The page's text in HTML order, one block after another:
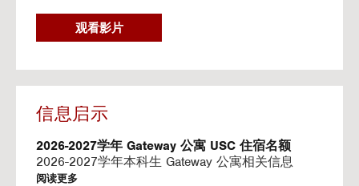
G
O
O
U
S
I
N
观看影片
信息启示
2026-2027学年 Gateway 公寓 USC 住宿名额
2026-2027学年本科生 Gateway 公寓相关信息
阅读更多